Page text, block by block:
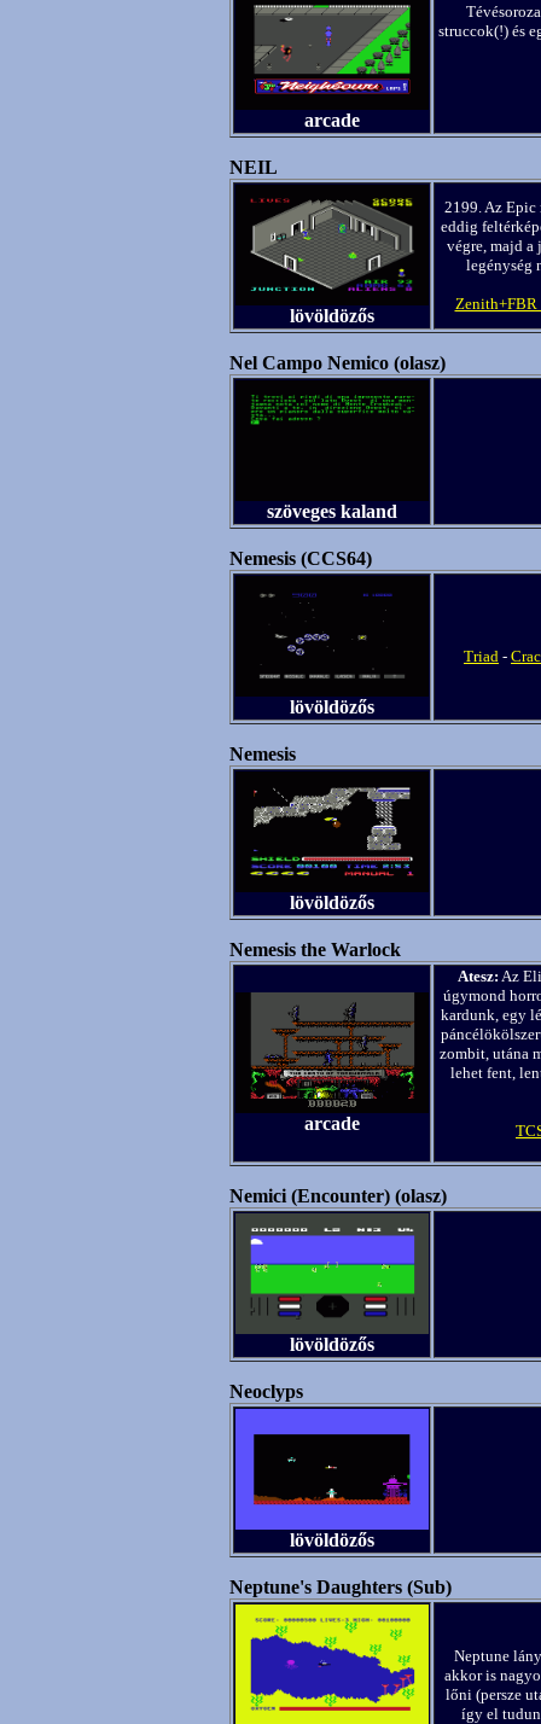
arcade
struccok(!) és
NEIL
lövöldözős
2199. Az Epic
eddig
végre, majd a
legénység
Zenith+FBR
Nel Campo Nemico (olasz)
szöveges kaland
Nemesis (CCS64)
lövöldözős
Triad -
Nemesis
lövöldözős
Nemesis the Warlock
arcade
Atesz: Az
úgymond
kardunk, egy
zombit, utána
lehet fent,
Nemici (Encounter) (olasz)
lövöldözős
Neoclyps
lövöldözős
Neptune's Daughters (Sub)
Neptune
akkor is
lőni (persze
így el